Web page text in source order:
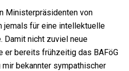
Ministerpräsidenten von
jemals für eine intellektuelle
Damit nicht zuviel neue
er bereits frühzeitig das BAFöG
bekannter sympathischer